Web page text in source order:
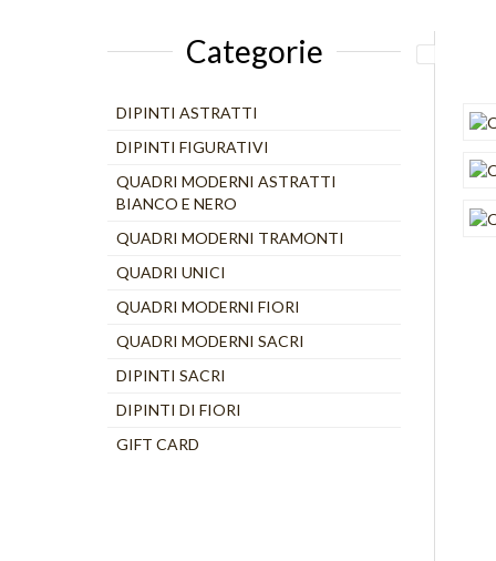
Categorie
DIPINTI ASTRATTI
DIPINTI FIGURATIVI
QUADRI MODERNI ASTRATTI
BIANCO E NERO
QUADRI MODERNI TRAMONTI
QUADRI UNICI
QUADRI MODERNI FIORI
QUADRI MODERNI SACRI
DIPINTI SACRI
DIPINTI DI FIORI
GIFT CARD